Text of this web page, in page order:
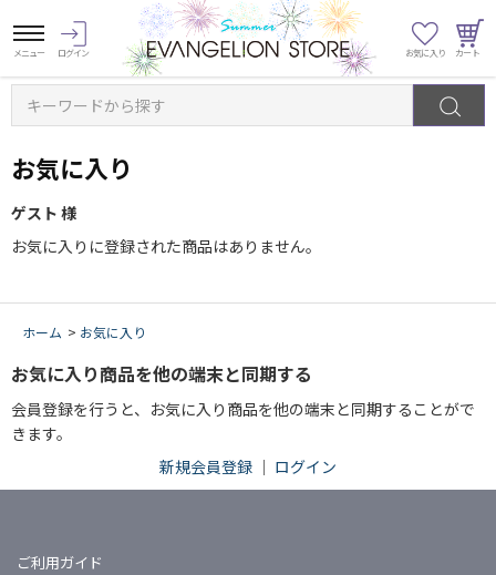
キーワードから探す
お気に入り
ゲスト 様
お気に入りに登録された商品はありません。
ホーム > お気に入り
お気に入り商品を他の端末と同期する
会員登録を行うと、お気に入り商品を他の端末と同期することがで
きます。
新規会員登録 ｜ ログイン
ご利用ガイド